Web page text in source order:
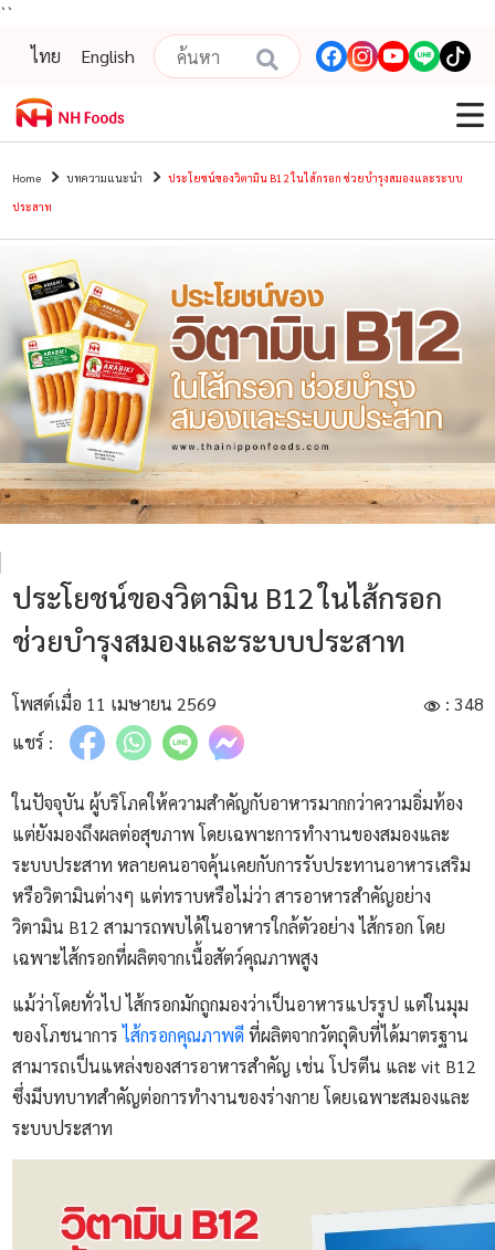
``
ไทย
English
Home บทความแนะนํา
ประโยชน์ของวิตามิน B12 ในไส้กรอก ช่วยบำรุงสมองและระบบ
ประสาท
ประโยชน์ของวิตามิน B12 ในไส้กรอก
ช่วยบำรุงสมองและระบบประสาท
โพสต์เมื่อ 11 เมษายน 2569
: 348
แชร์ :
ในปัจจุบัน ผู้บริโภคให้ความสำคัญกับอาหารมากกว่าความอิ่มท้อง
แต่ยังมองถึงผลต่อสุขภาพ โดยเฉพาะการทำงานของสมองและ
ระบบประสาท หลายคนอาจคุ้นเคยกับการรับประทานอาหารเสริม
หรือวิตามินต่างๆ แต่ทราบหรือไม่ว่า สารอาหารสำคัญอย่าง
วิตามิน B12 สามารถพบได้ในอาหารใกล้ตัวอย่าง ไส้กรอก โดย
เฉพาะไส้กรอกที่ผลิตจากเนื้อสัตว์คุณภาพสูง
แม้ว่าโดยทั่วไป ไส้กรอกมักถูกมองว่าเป็นอาหารแปรรูป แต่ในมุม
ของโภชนาการไส้กรอกคุณภาพดีที่ผลิตจากวัตถุดิบที่ได้มาตรฐาน
สามารถเป็นแหล่งของสารอาหารสำคัญ เช่น โปรตีน และ vit B12
ซึ่งมีบทบาทสำคัญต่อการทำงานของร่างกาย โดยเฉพาะสมองและ
ระบบประสาท